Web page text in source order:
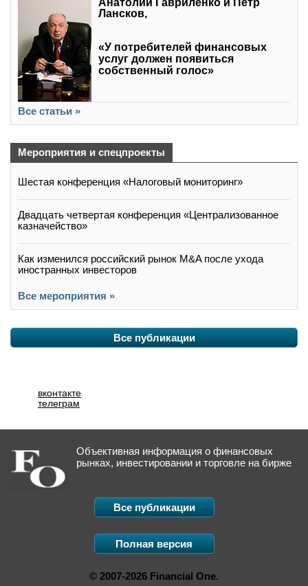
Лансков,
«У потребителей финансовых
услуг должен появиться
собственный голос»
Все статьи »
Мероприятия и спецпроекты
Шестая конференция «Налоговый мониторинг»
Двадцать четвертая конференция «Централизованное
казначейство»
Как изменился российский рынок M&A после ухода
иностранных инвесторов
Все мероприятия »
Все публикации
вконтакте
телеграм
Объективная информация о финансовых
рынках, инвестировании и торговле на бирже
Все публикации
Полная версия
© 2007-2026 Financial One.